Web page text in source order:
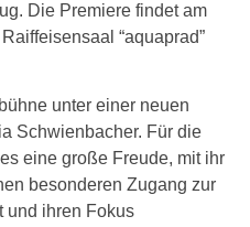
Die Premiere findet am
“aquaprad”
unter einer neuen
Schwienbacher. Für die
eine große Freude, mit ihr
besonderen Zugang zur
und ihren Fokus